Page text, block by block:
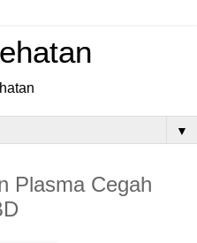
▼
Plasma Cegah